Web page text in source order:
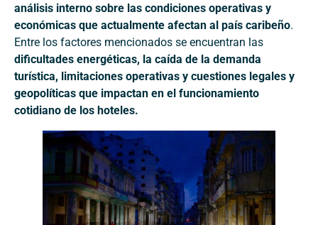
análisis interno sobre las condiciones operativas y
económicas que actualmente afectan al país caribeño.
Entre los factores mencionados se encuentran las
dificultades energéticas, la caída de la demanda
turística, limitaciones operativas y cuestiones legales y
geopolíticas que impactan en el funcionamiento
cotidiano de los hoteles.